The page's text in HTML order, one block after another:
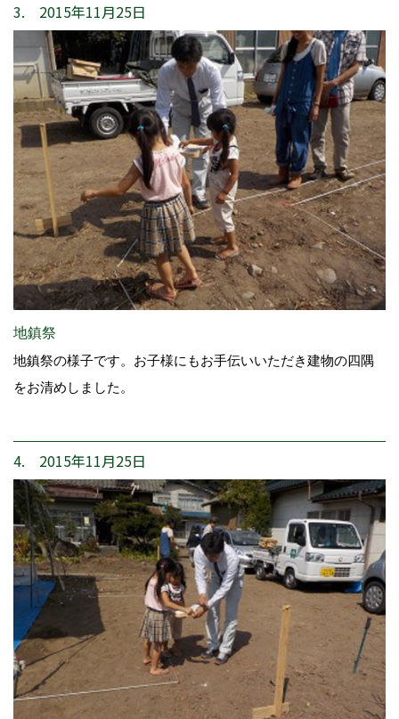
3. 2015年11月25日
地鎮祭
地鎮祭の様子です。お子様にもお手伝いいただき建物の四隅
をお清めしました。
4. 2015年11月25日